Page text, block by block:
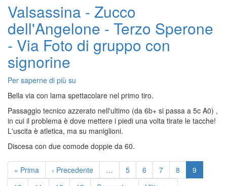
Fresco
Valsassina - Zucco
dell'Angelone - Terzo Sperone
- Via Foto di gruppo con
signorine
Per saperne di più su
Zucco
dell'Angelone
-
Terzo
Sperone
-
Via
Foto
di
Bella via con lama spettacolare nel primo tiro.
Passaggio tecnico azzerato nell'ultimo (da 6b+ si passa a 5c A0) ,
in cui il problema è dove mettere i piedi una volta tirate le tacche!
L'uscita è atletica, ma su maniglioni.
Discesa con due comode doppie da 60.
Paginazione
Prima
pagina
« Prima
Pagina
precedente
‹ Precedente … Pagina
5 Pagina
6 Pagina
7 Pagina
8
Pagina
attuale
9